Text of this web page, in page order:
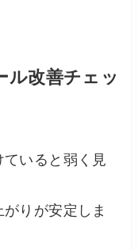
ル改善チェッ
いると弱く見
りが安定しま